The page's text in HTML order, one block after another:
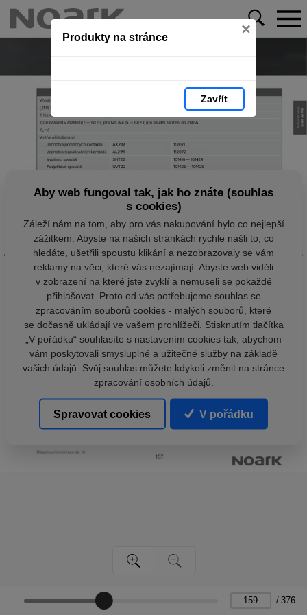
Produkty na stránce ×
Zavřít
/ 376
Aby web fungoval tak, jak ho znáte (souhlas
s cookies)
Záleží nám na tom, aby pro vás nakupování bylo co nejlepší
zážitkem. Abyste na našich stránkách rychle našli to, co
hledáte, ušetřili spoustu klikání a nezobrazovaly se vám
reklamy na věci, které vás nezajímají. Abyste web viděli
v zobrazení na které jste zvyklí a nemuseli se pokaždé
přihlašovat. Proto od vás potřebujeme souhlas se
zpracováním souborů cookies - malých souborů, které
se dočasně ukládají ve vašem prohlížeči. Stisknutím tlačítka
„V pořádku“ souhlasíte s nastavením cookies tak, abychom
vám poskytovali smysluplné a užitečné služby na základě
vašich údajů. Svůj souhlas můžete kdykoli změnit na stránce
zpracování osobních údajů.
Spravovat cookies V pořádku